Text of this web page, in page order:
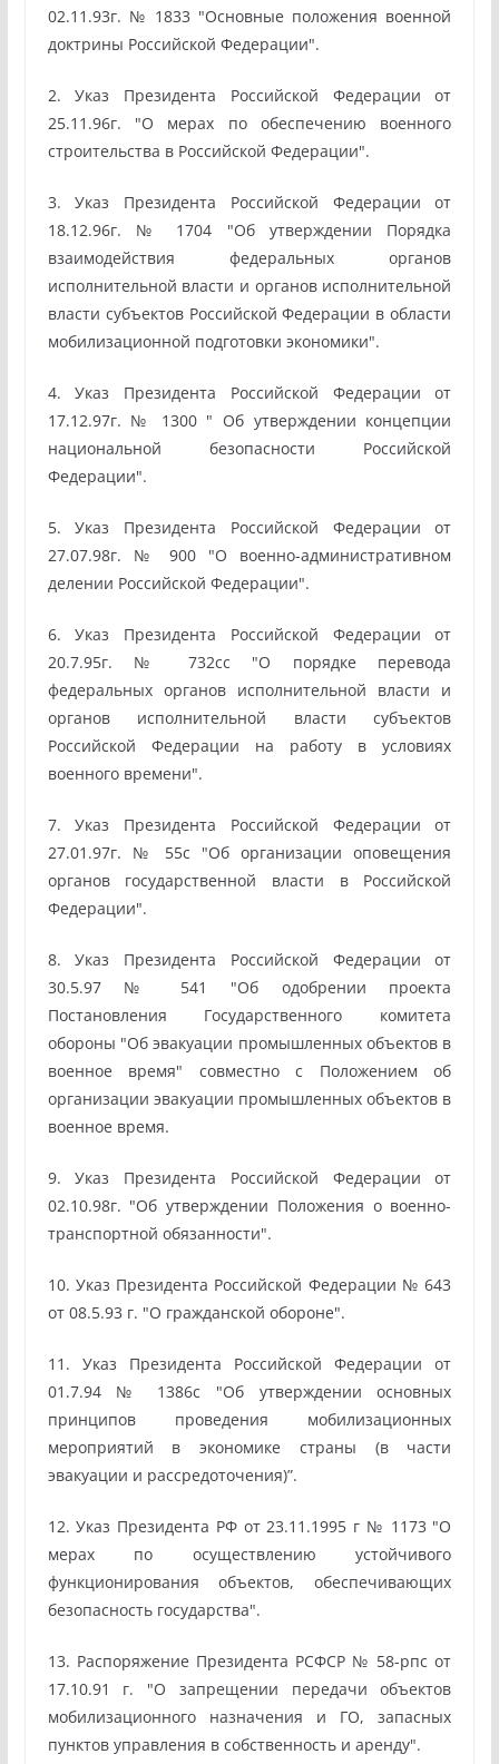
02.11.93г. № 1833 "Основные положения военной
доктрины Российской Федерации".
2. Указ Президента Российской Федерации от
25.11.96г. "О мерах по обеспечению военного
строительства в Российской Федерации".
3. Указ Президента Российской Федерации от
18.12.96г. № 1704 "Об утверждении Порядка
взаимодействия федеральных органов
исполнительной власти и органов исполнительной
власти субъектов Российской Федерации в области
мобилизационной подготовки экономики".
4. Указ Президента Российской Федерации от
17.12.97г. № 1300 " Об утверждении концепции
национальной безопасности Российской
Федерации".
5. Указ Президента Российской Федерации от
27.07.98г. № 900 "О военно-административном
делении Российской Федерации".
6. Указ Президента Российской Федерации от
20.7.95г. № 732сс "О порядке перевода
федеральных органов исполнительной власти и
органов исполнительной власти субъектов
Российской Федерации на работу в условиях
военного времени".
7. Указ Президента Российской Федерации от
27.01.97г. № 55с "Об организации оповещения
органов государственной власти в Российской
Федерации".
8. Указ Президента Российской Федерации от
30.5.97 № 541 "Об одобрении проекта
Постановления Государственного комитета
обороны "Об эвакуации промышленных объектов в
военное время" совместно с Положением об
организации эвакуации промышленных объектов в
военное время.
9. Указ Президента Российской Федерации от
02.10.98г. "Об утверждении Положения о военно-
транспортной обязанности".
10. Указ Президента Российской Федерации № 643
от 08.5.93 г. "О гражданской обороне".
11. Указ Президента Российской Федерации от
01.7.94 № 1386с "Об утверждении основных
принципов проведения мобилизационных
мероприятий в экономике страны (в части
эвакуации и рассредоточения)”.
12. Указ Президента РФ от 23.11.1995 г № 1173 "О
мерах по осуществлению устойчивого
функционирования объектов, обеспечивающих
безопасность государства".
13. Распоряжение Президента РСФСР № 58-рпс от
17.10.91 г. "О запрещении передачи объектов
мобилизационного назначения и ГО, запасных
пунктов управления в собственность и аренду".